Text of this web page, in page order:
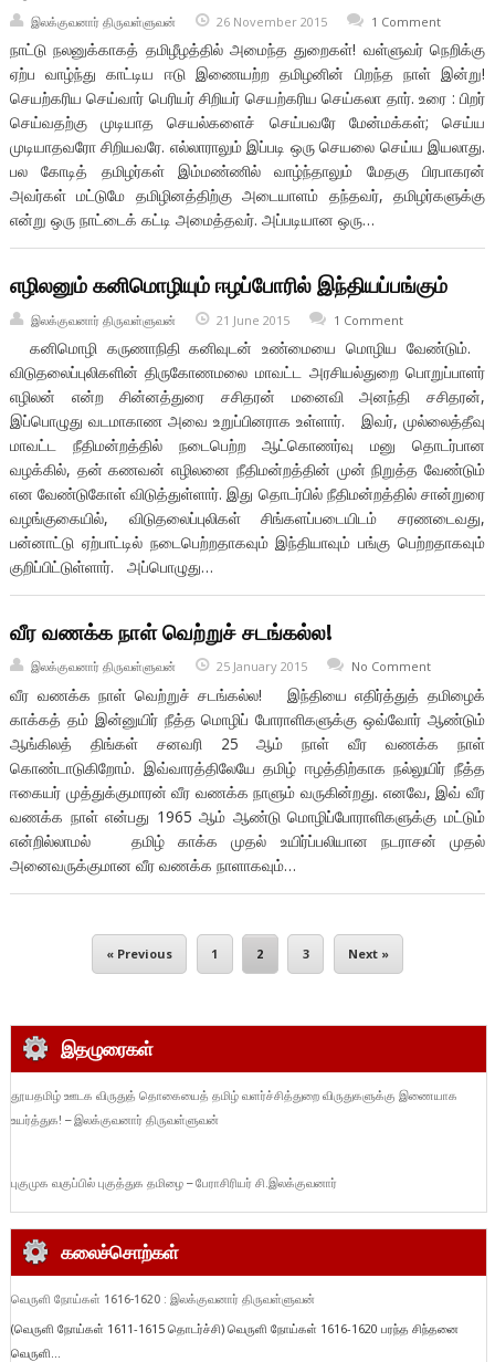
இலக்குவனார் திருவள்ளுவன் 26 November 2015 1 Comment
நாட்டு நலனுக்காகத் தமிழீழத்தில் அமைந்த துறைகள்! வள்ளுவர் நெறிக்கு
ஏற்ப வாழ்ந்து காட்டிய ஈடு இணையற்ற தமிழனின் பிறந்த நாள் இன்று!
செயற்கரிய செய்வார் பெரியர் சிறியர் செயற்கரிய செய்கலா தார். உரை : பிறர்
செய்வதற்கு முடியாத செயல்களைச் செய்பவரே மேன்மக்கள்; செய்ய
முடியாதவரோ சிறியவரே. எல்லாராலும் இப்படி ஒரு செயலை செய்ய இயலாது.
பல கோடித் தமிழர்கள் இம்மண்ணில் வாழ்ந்தாலும் மேதகு பிரபாகரன்
அவர்கள் மட்டுமே தமிழினத்திற்கு அடையாளம் தந்தவர், தமிழர்களுக்கு
என்று ஒரு நாட்டைக் கட்டி அமைத்தவர். அப்படியான ஒரு…
எழிலனும் கனிமொழியும் ஈழப்போரில் இந்தியப்பங்கும்
இலக்குவனார் திருவள்ளுவன் 21 June 2015 1 Comment
கனிமொழி கருணாநிதி கனிவுடன் உண்மையை மொழிய வேண்டும்.
விடுதலைப்புலிகளின் திருகோணமலை மாவட்ட அரசியல்துறை பொறுப்பாளர்
எழிலன் என்ற சின்னத்துரை சசிதரன் மனைவி அனந்தி சசிதரன்,
இப்பொழுது வடமாகாண அவை உறுப்பினராக உள்ளார். இவர், முல்லைத்தீவு
மாவட்ட நீதிமன்றத்தில் நடைபெற்ற ஆட்கொணர்வு மனு தொடர்பான
வழக்கில், தன் கணவன் எழிலனை நீதிமன்றத்தின் முன் நிறுத்த வேண்டும்
என வேண்டுகோள் விடுத்துள்ளார். இது தொடர்பில் நீதிமன்றத்தில் சான்றுரை
வழங்குகையில், விடுதலைப்புலிகள் சிங்களப்படையிடம் சரணடைவது,
பன்னாட்டு ஏற்பாட்டில் நடைபெற்றதாகவும் இந்தியாவும் பங்கு பெற்றதாகவும்
குறிப்பிட்டுள்ளார். அப்பொழுது…
வீர வணக்க நாள் வெற்றுச் சடங்கல்ல!
இலக்குவனார் திருவள்ளுவன் 25 January 2015 No Comment
வீர வணக்க நாள் வெற்றுச் சடங்கல்ல! இந்தியை எதிர்த்துத் தமிழைக்
காக்கத் தம் இன்னுயிர் நீத்த மொழிப் போராளிகளுக்கு ஒவ்வோர் ஆண்டும்
ஆங்கிலத் திங்கள் சனவரி 25 ஆம் நாள் வீர வணக்க நாள்
கொண்டாடுகிறோம். இவ்வாரத்திலேயே தமிழ் ஈழத்திற்காக நல்லுயிர் நீத்த
ஈகையர் முத்துக்குமாரன் வீர வணக்க நாளும் வருகின்றது. எனவே, இவ் வீர
வணக்க நாள் என்பது 1965 ஆம் ஆண்டு மொழிப்போராளிகளுக்கு மட்டும்
என்றில்லாமல் தமிழ் காக்க முதல் உயிர்ப்பலியான நடராசன் முதல்
அனைவருக்குமான வீர வணக்க நாளாகவும்…
« Previous 1 2 3 Next »
இதழுரைகள்
தூயதமிழ் ஊடக விருதுத் தொகையைத் தமிழ் வளர்ச்சித்துறை விருதுகளுக்கு இணையாக
உயர்த்துக! – இலக்குவனார் திருவள்ளுவன்
புகுமுக வகுப்பில் புகுத்துக தமிழை – பேராசிரியர் சி.இலக்குவனார்
கலைச்சொற்கள்
வெருளி நோய்கள் 1616-1620 : இலக்குவனார் திருவள்ளுவன்
(வெருளி நோய்கள் 1611-1615 தொடர்ச்சி) வெருளி நோய்கள் 1616-1620 பரந்த சிந்தனை
வெருளி...